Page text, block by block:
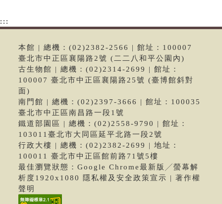
:::
本館 | 總機：(02)2382-2566 | 館址：100007
臺北市中正區襄陽路2號 (二二八和平公園內)
古生物館 | 總機：(02)2314-2699 | 館址：
100007 臺北市中正區襄陽路25號 (臺博館斜對
面)
南門館 | 總機：(02)2397-3666 | 館址：100035
臺北市中正區南昌路一段1號
鐵道部園區 | 總機：(02)2558-9790 | 館址：
103011臺北市大同區延平北路一段2號
行政大樓 | 總機：(02)2382-2699 | 地址：
100011 臺北市中正區館前路71號5樓
最佳瀏覽狀態：Google Chrome最新版╱螢幕解
析度1920x1080 隱私權及安全政策宣示 | 著作權
聲明